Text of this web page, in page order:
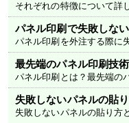
それぞれの特徴について詳
パネル印刷で失敗しな
パネル印刷を外注する際に
最先端のパネル印刷技
パネル印刷とは？最先端の
失敗しないパネルの貼
失敗しないパネルの貼り方